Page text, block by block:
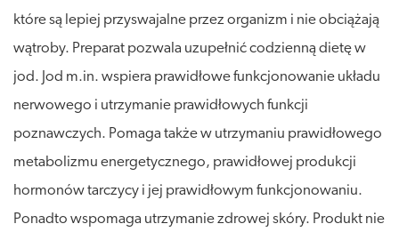
które są lepiej przyswajalne przez organizm i nie obciążają
wątroby. Preparat pozwala uzupełnić codzienną dietę w
jod. Jod m.in. wspiera prawidłowe funkcjonowanie układu
nerwowego i utrzymanie prawidłowych funkcji
poznawczych. Pomaga także w utrzymaniu prawidłowego
metabolizmu energetycznego, prawidłowej produkcji
hormonów tarczycy i jej prawidłowym funkcjonowaniu.
Ponadto wspomaga utrzymanie zdrowej skóry. Produkt nie